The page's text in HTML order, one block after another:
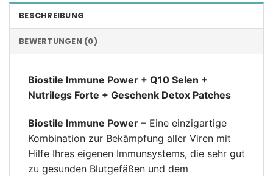
BESCHREIBUNG
BEWERTUNGEN (0)
Biostile Immune Power + Q10 Selen +
Nutrilegs Forte + Geschenk Detox Patches
Biostile Immune Power – Eine einzigartige
Kombination zur Bekämpfung aller Viren mit
Hilfe Ihres eigenen Immunsystems, die sehr gut
zu gesunden Blutgefäßen und dem